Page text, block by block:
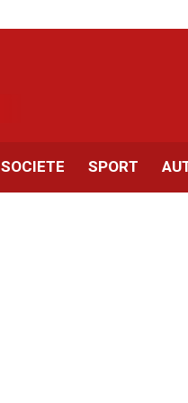
SOCIETE SPORT